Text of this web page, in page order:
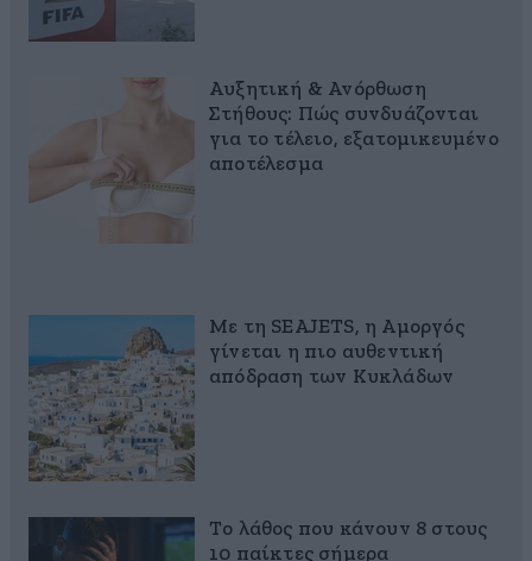
Αυξητική & Ανόρθωση
Στήθους: Πώς συνδυάζονται
για το τέλειο, εξατομικευμένο
αποτέλεσμα
Με τη SEAJETS, η Αμοργός
γίνεται η πιο αυθεντική
απόδραση των Κυκλάδων
Το λάθος που κάνουν 8 στους
10 παίκτες σήμερα